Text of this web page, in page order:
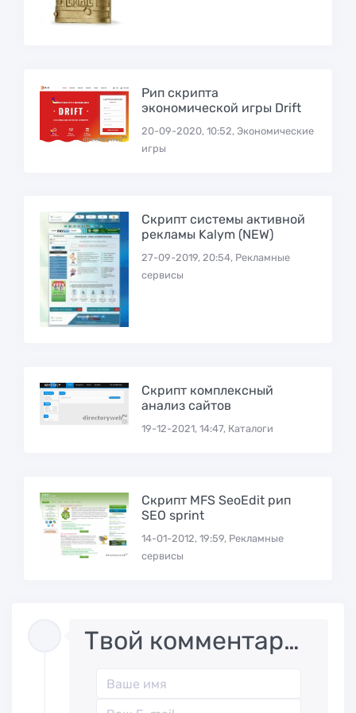
Рип скрипта
экономической игры Drift
20-09-2020, 10:52, Экономические
игры
Скрипт системы активной
рекламы Kalym (NEW)
27-09-2019, 20:54, Рекламные
сервисы
Скрипт комплексный
анализ сайтов
19-12-2021, 14:47, Каталоги
Скрипт MFS SeoEdit рип
SEO sprint
14-01-2012, 19:59, Рекламные
сервисы
Твой комментарий..